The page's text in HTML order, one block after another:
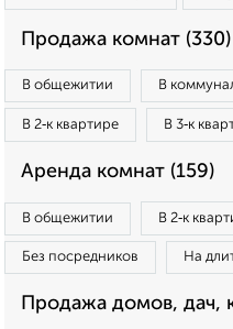
Продажа комнат (330)
В общежитии В
В 2‑к квартире В 3‑к
Аренда комнат (159)
В общежитии В 2‑к
Без посредников На
Продажа домов, дач,